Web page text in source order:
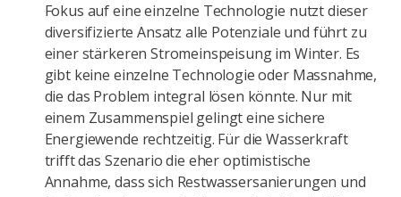
Fokus auf eine einzelne Technologie nutzt dieser
diversifizierte Ansatz alle Potenziale und führt zu
einer stärkeren Stromeinspeisung im Winter. Es
gibt keine einzelne Technologie oder Massnahme,
die das Problem integral lösen könnte. Nur mit
einem Zusammenspiel gelingt eine sichere
Energiewende rechtzeitig. Für die Wasserkraft
trifft das Szenario die eher optimistische
Annahme, dass sich Restwassersanierungen und